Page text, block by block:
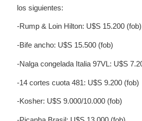
los siguientes:
-Rump & Loin Hilton: U$S 15.200 (fob)
-Bife ancho: U$S 15.500 (fob)
-Nalga congelada Italia 97VL: U$S
-14 cortes cuota 481: U$S 9.200 (fob)
-Kosher: U$S 9.000/10.000 (fob)